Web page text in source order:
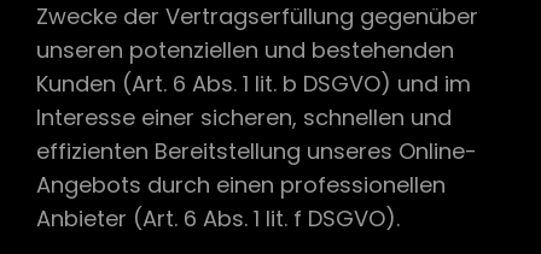
Zwecke der Vertragserfüllung gegenüber
unseren potenziellen und bestehenden
Kunden (Art. 6 Abs. 1 lit. b DSGVO) und im
Interesse einer sicheren, schnellen und
effizienten Bereitstellung unseres Online-
Angebots durch einen professionellen
Anbieter (Art. 6 Abs. 1 lit. f DSGVO).